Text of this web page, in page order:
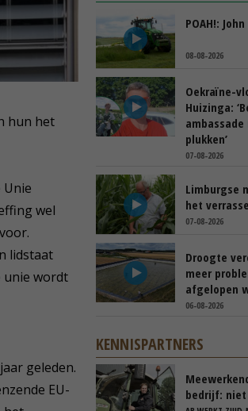
hun het
wel
lidstaat
unie wordt
geleden.
EU-
POAH!:
08-08-2026
Oekraïne-
Huizinga:
plukken’
07-08-2026
Limburgse
het
07-08-2026
Droogte
meer
afgelopen
06-08-2026
KENNISPARTNERS
bedrijf: niet